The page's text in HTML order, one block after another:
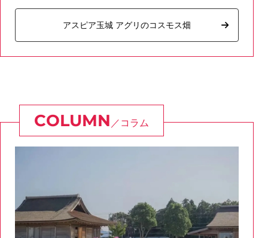
アスピア玉城 アグリのコスモス畑
コラム